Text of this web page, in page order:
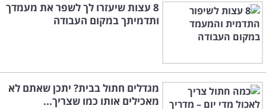
8 עצות שיעזרו לך לשפר את מעמדך
ותדמיתך במקום העבודה
מגדלים חתול בבית? יתכן שאתם לא
מאכילים אותו כמו שצריך...